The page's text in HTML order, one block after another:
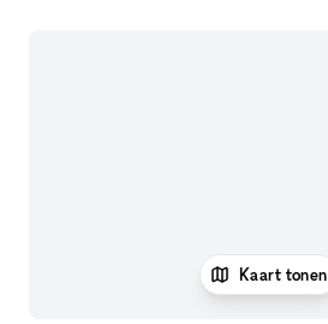
Kaart tonen